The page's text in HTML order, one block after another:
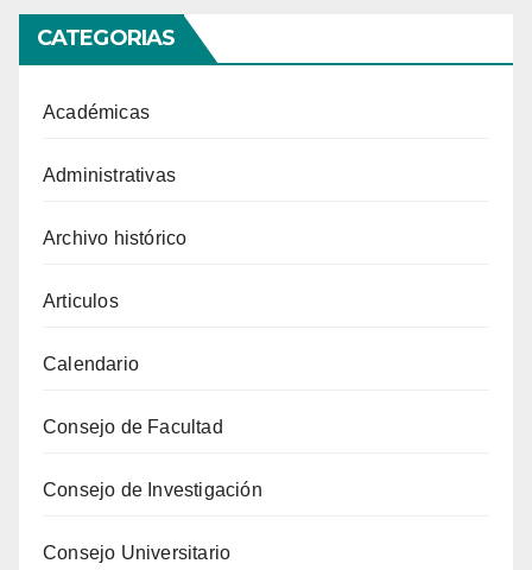
CATEGORIAS
Académicas
Administrativas
Archivo histórico
Articulos
Calendario
Consejo de Facultad
Consejo de Investigación
Consejo Universitario